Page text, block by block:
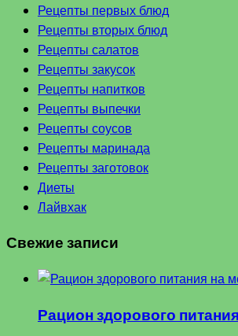
Рецепты первых блюд
Рецепты вторых блюд
Рецепты салатов
Рецепты закусок
Рецепты напитков
Рецепты выпечки
Рецепты соусов
Рецепты маринада
Рецепты заготовок
Диеты
Лайвхак
Свежие записи
Рацион здорового